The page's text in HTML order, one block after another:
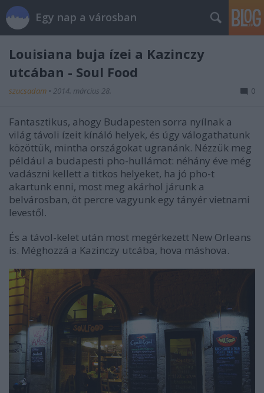
Egy nap a városban
Louisiana buja ízei a Kazinczy
utcában - Soul Food
szucsadam • 2014. március 28. 0
Fantasztikus, ahogy Budapesten sorra nyílnak a
világ távoli ízeit kínáló helyek, és úgy válogathatunk
közöttük, mintha országokat ugranánk. Nézzük meg
például a budapesti pho-hullámot: néhány éve még
vadászni kellett a titkos helyeket, ha jó pho-t
akartunk enni, most meg akárhol járunk a
belvárosban, öt percre vagyunk egy tányér vietnami
levestől.
És a távol-kelet után most megérkezett New Orleans
is. Méghozzá a Kazinczy utcába, hova máshova.